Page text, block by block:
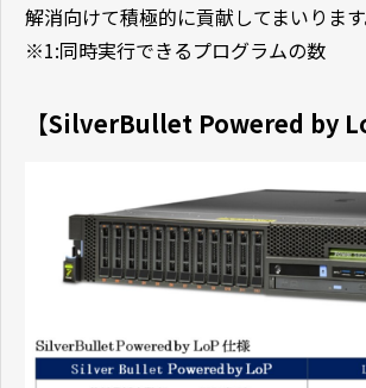
解消向けて積極的に貢献してまいります
※1:同時実行できるプログラムの数
【SilverBullet Powered by